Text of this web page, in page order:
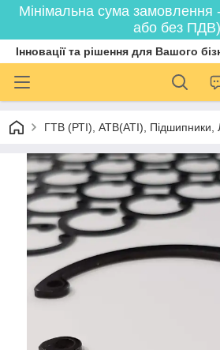
Мінімальна сума
або без ПДВ)
Інновації та рішення для Вашого
ГТВ (РТI), АТВ(АТI), Пiдшипники,